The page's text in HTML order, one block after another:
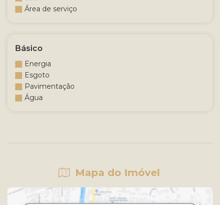
Área de serviço
Básico
Energia
Esgoto
Pavimentação
Água
Mapa do Imóvel